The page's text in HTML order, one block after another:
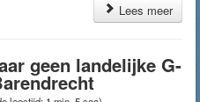
Lees meer
geen landelijke G-